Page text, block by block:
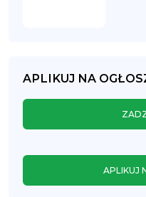
APLIKUJ NA
APLIKUJ